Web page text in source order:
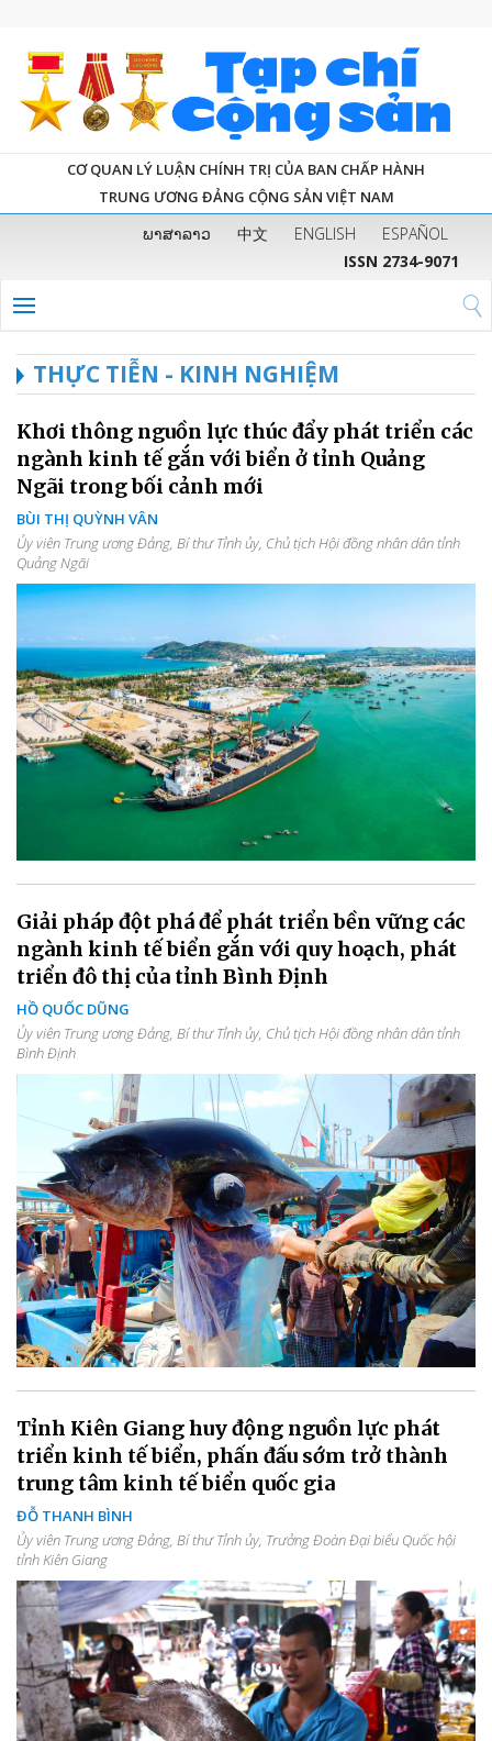
CƠ QUAN LÝ LUẬN CHÍNH TRỊ CỦA BAN CHẤP HÀNH
TRUNG ƯƠNG ĐẢNG CỘNG SẢN VIỆT NAM
ພາສາລາວ 中文 ENGLISH
ESPAÑOL
ISSN 2734-9071
THỰC TIỄN - KINH NGHIỆM
Khơi thông nguồn lực thúc đẩy phát triển các
ngành kinh tế gắn với biển ở tỉnh Quảng
Ngãi trong bối cảnh mới
BÙI THỊ QUỲNH VÂN
Ủy viên Trung ương Đảng, Bí thư Tỉnh ủy, Chủ tịch Hội đồng nhân dân tỉnh
Quảng Ngãi
Giải pháp đột phá để phát triển bền vững các
ngành kinh tế biển gắn với quy hoạch, phát
triển đô thị của tỉnh Bình Định
HỒ QUỐC DŨNG
Ủy viên Trung ương Đảng, Bí thư Tỉnh ủy, Chủ tịch Hội đồng nhân dân tỉnh
Bình Định
Tỉnh Kiên Giang huy động nguồn lực phát
triển kinh tế biển, phấn đấu sớm trở thành
trung tâm kinh tế biển quốc gia
ĐỖ THANH BÌNH
Ủy viên Trung ương Đảng, Bí thư Tỉnh ủy, Trưởng Đoàn Đại biểu Quốc hội
tỉnh Kiên Giang